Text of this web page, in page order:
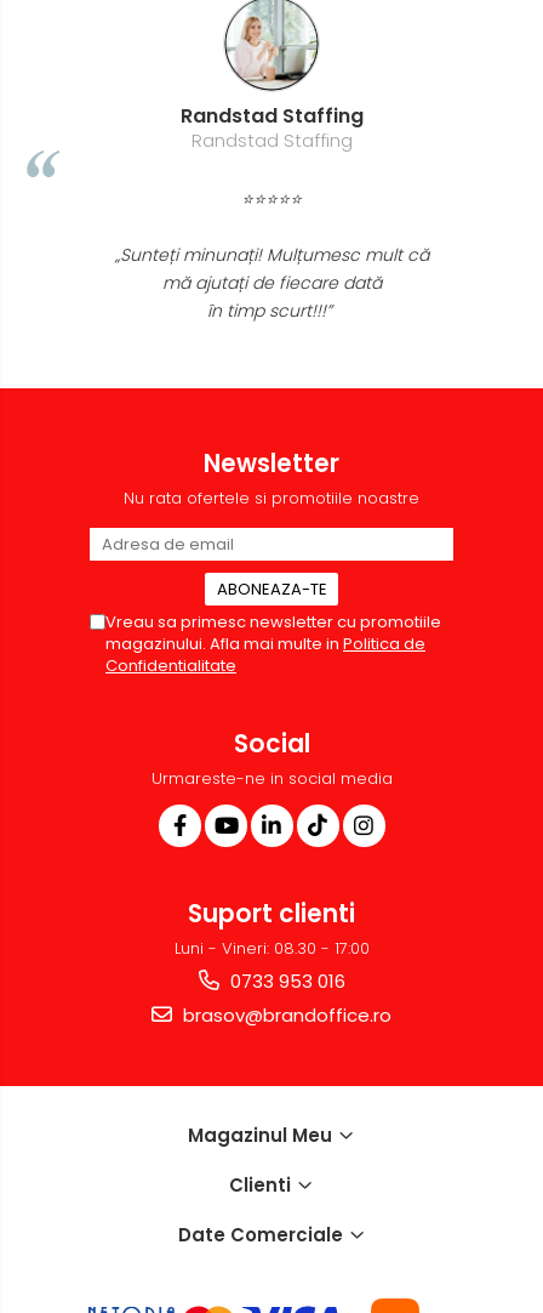
Randstad Staffing
Randstad Staffing
⭐⭐⭐⭐⭐
„Sunteți minunați! Mulțumesc mult că
mă ajutați de fiecare dată
în timp scurt!!!”
Newsletter
Nu rata ofertele si promotiile noastre
Vreau sa primesc newsletter cu promotiile
magazinului. Afla mai multe in Politica de
Confidentialitate
Social
Urmareste-ne in social media
Suport clienti
Luni - Vineri: 08.30 - 17:00
0733 953 016
brasov@brandoffice.ro
Magazinul Meu
Clienti
Date Comerciale